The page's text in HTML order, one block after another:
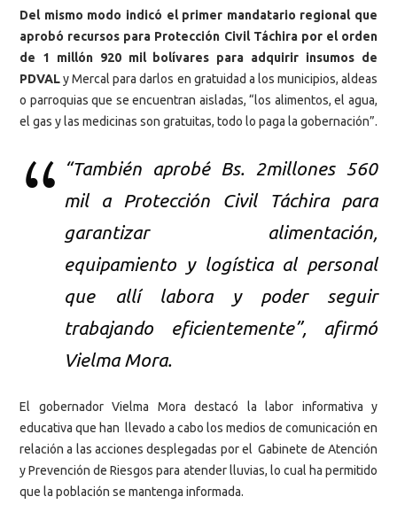
Del mismo modo indicó el primer mandatario regional que
aprobó recursos para Protección Civil Táchira por el orden
de 1 millón 920 mil bolívares para adquirir insumos de
PDVALy Mercal para darlos en gratuidad a los municipios, aldeas
o parroquias que se encuentran aisladas, “los alimentos, el agua,
el gas y las medicinas son gratuitas, todo lo paga la gobernación”.
“También aprobé Bs. 2millones 560
mil a Protección Civil Táchira para
garantizar alimentación,
equipamiento y logística al personal
que allí labora y poder seguir
trabajando eficientemente”, afirmó
Vielma Mora.
El gobernador Vielma Mora destacó la labor informativa y
educativa que han llevado a cabo los medios de comunicación en
relación a las acciones desplegadas por el Gabinete de Atención
y Prevención de Riesgos para atender lluvias, lo cual ha permitido
que la población se mantenga informada.